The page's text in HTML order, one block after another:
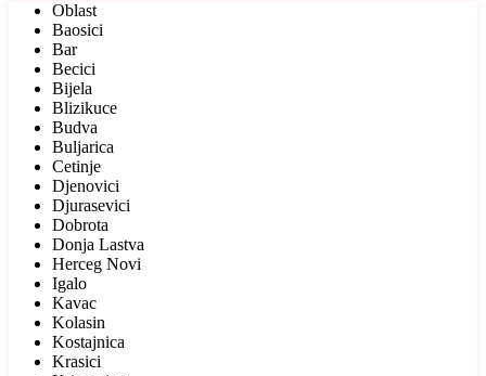
Oblast
Baosici
Bar
Becici
Bijela
Blizikuce
Budva
Buljarica
Cetinje
Djenovici
Djurasevici
Dobrota
Donja Lastva
Herceg Novi
Igalo
Kavac
Kolasin
Kostajnica
Krasici